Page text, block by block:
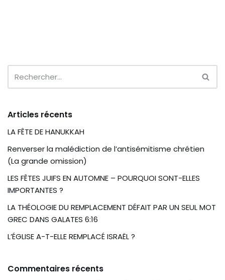
Articles récents
LA FÊTE DE HANUKKAH
Renverser la malédiction de l’antisémitisme chrétien
(La grande omission)
LES FÊTES JUIFS EN AUTOMNE – POURQUOI SONT-ELLES
IMPORTANTES ?
LA THÉOLOGIE DU REMPLACEMENT DÉFAIT PAR UN SEUL MOT
GREC DANS GALATES 6:16
L’ÉGLISE A-T-ELLE REMPLACÉ ISRAËL ?
Commentaires récents